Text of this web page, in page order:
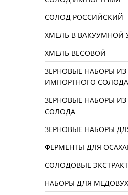
СОЛОД РОССИЙСКИЙ
ХМЕЛЬ В ВАКУУМНОЙ
ХМЕЛЬ ВЕСОВОЙ
ЗЕРНОВЫЕ НАБОРЫ ИЗ
ИМПОРТНОГО СОЛОДА
ЗЕРНОВЫЕ НАБОРЫ ИЗ
СОЛОДА
ЗЕРНОВЫЕ НАБОРЫ
ФЕРМЕНТЫ ДЛЯ
СОЛОДОВЫЕ
НАБОРЫ ДЛЯ